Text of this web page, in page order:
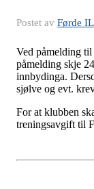
Postet av Førde
Ved påmelding
påmelding skje
innbydinga.
sjølve og evt.
For at klubben
treningsavgift til